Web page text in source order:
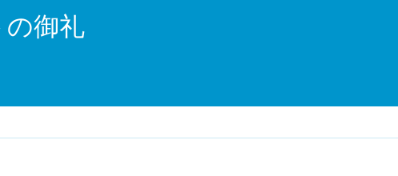
の御礼